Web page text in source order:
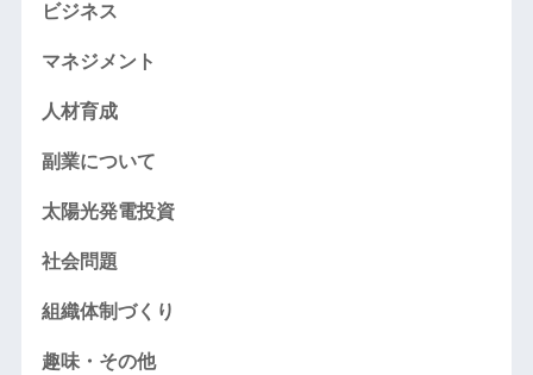
ビジネス
マネジメント
人材育成
副業について
太陽光発電投資
社会問題
組織体制づくり
趣味・その他